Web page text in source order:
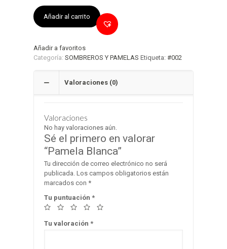
Añadir al carrito
Añadir a favoritos
Categoría: SOMBREROS Y PAMELAS Etiqueta: #002
Valoraciones (0)
Valoraciones
No hay valoraciones aún.
Sé el primero en valorar
“Pamela Blanca”
Tu dirección de correo electrónico no será
publicada. Los campos obligatorios están
marcados con *
Tu puntuación *
Tu valoración *